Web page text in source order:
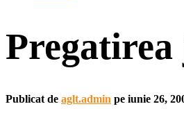
Publicat de aglt.admin pe iunie 26,